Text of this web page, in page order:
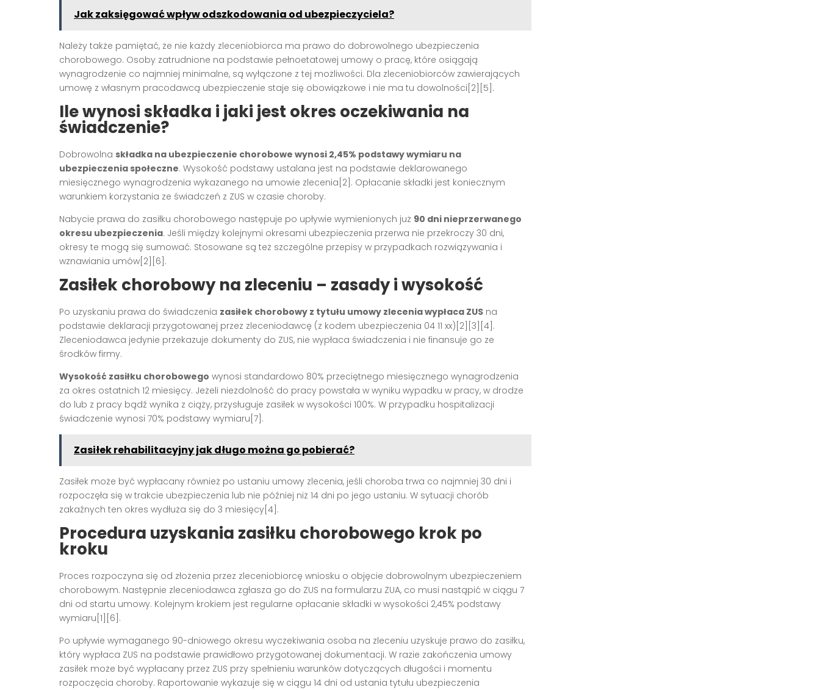
Jak zaksięgować wpływ odszkodowania od ubezpieczyciela?
Należy także pamiętać, że nie każdy zleceniobiorca ma prawo do dobrowolnego ubezpieczenia
chorobowego. Osoby zatrudnione na podstawie pełnoetatowej umowy o pracę, które osiągają
wynagrodzenie co najmniej minimalne, są wyłączone z tej możliwości. Dla zleceniobiorców zawierających
umowę z własnym pracodawcą ubezpieczenie staje się obowiązkowe i nie ma tu dowolności[2][5].
Ile wynosi składka i jaki jest okres oczekiwania na
świadczenie?
Dobrowolna składka na ubezpieczenie chorobowe wynosi 2,45% podstawy wymiaru na
ubezpieczenia społeczne. Wysokość podstawy ustalana jest na podstawie deklarowanego
miesięcznego wynagrodzenia wykazanego na umowie zlecenia[2]. Opłacanie składki jest koniecznym
warunkiem korzystania ze świadczeń z ZUS w czasie choroby.
Nabycie prawa do zasiłku chorobowego następuje po upływie wymienionych już 90 dni nieprzerwanego
okresu ubezpieczenia. Jeśli między kolejnymi okresami ubezpieczenia przerwa nie przekroczy 30 dni,
okresy te mogą się sumować. Stosowane są też szczególne przepisy w przypadkach rozwiązywania i
wznawiania umów[2][6].
Zasiłek chorobowy na zleceniu – zasady i wysokość
Po uzyskaniu prawa do świadczenia zasiłek chorobowy z tytułu umowy zlecenia wypłaca ZUS na
podstawie deklaracji przygotowanej przez zleceniodawcę (z kodem ubezpieczenia 04 11 xx)[2][3][4].
Zleceniodawca jedynie przekazuje dokumenty do ZUS, nie wypłaca świadczenia i nie finansuje go ze
środków firmy.
Wysokość zasiłku chorobowego wynosi standardowo 80% przeciętnego miesięcznego wynagrodzenia
za okres ostatnich 12 miesięcy. Jeżeli niezdolność do pracy powstała w wyniku wypadku w pracy, w drodze
do lub z pracy bądź wynika z ciąży, przysługuje zasiłek w wysokości 100%. W przypadku hospitalizacji
świadczenie wynosi 70% podstawy wymiaru[7].
Zasiłek rehabilitacyjny jak długo można go pobierać?
Zasiłek może być wypłacany również po ustaniu umowy zlecenia, jeśli choroba trwa co najmniej 30 dni i
rozpoczęła się w trakcie ubezpieczenia lub nie później niż 14 dni po jego ustaniu. W sytuacji chorób
zakaźnych ten okres wydłuża się do 3 miesięcy[4].
Procedura uzyskania zasiłku chorobowego krok po
kroku
Proces rozpoczyna się od złożenia przez zleceniobiorcę wniosku o objęcie dobrowolnym ubezpieczeniem
chorobowym. Następnie zleceniodawca zgłasza go do ZUS na formularzu ZUA, co musi nastąpić w ciągu 7
dni od startu umowy. Kolejnym krokiem jest regularne opłacanie składki w wysokości 2,45% podstawy
wymiaru[1][6].
Po upływie wymaganego 90-dniowego okresu wyczekiwania osoba na zleceniu uzyskuje prawo do zasiłku,
który wypłaca ZUS na podstawie prawidłowo przygotowanej dokumentacji. W razie zakończenia umowy
zasiłek może być wypłacany przez ZUS przy spełnieniu warunków dotyczących długości i momentu
rozpoczęcia choroby. Raportowanie wykazuje się w ciągu 14 dni od ustania tytułu ubezpieczenia